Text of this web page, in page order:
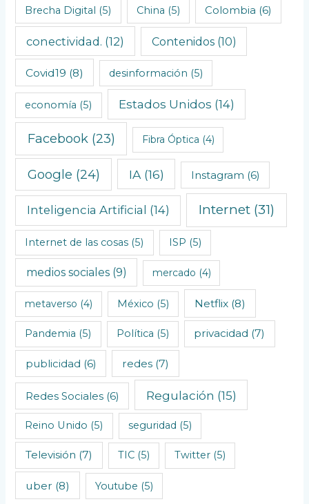
n
ó
s
Brecha Digital (5) China (5) Colombia (6)
conectividad. (12) Contenidos(10)
Covid19 (8) desinformación (5)
economía (5) Estados Unidos (14)
Facebook(23) Fibra Óptica (4)
Google (24) IA(16) Instagram (6)
Inteligencia Artificial (14) Internet (31)
Internet de las cosas (5) ISP (5)
medios sociales(9) mercado (4)
metaverso (4) México (5) Netflix(8)
Pandemia (5) Política (5) privacidad (7)
publicidad (6) redes (7)
Redes Sociales(6) Regulación (15)
Reino Unido (5) seguridad (5)
Televisión (7) TIC(5) Twitter(5)
uber (8) Youtube (5)